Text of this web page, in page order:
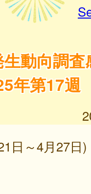
動向調
年第17週
日～4月27日)